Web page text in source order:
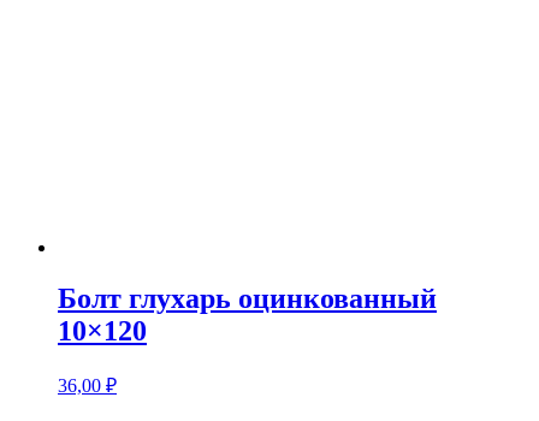
Болт глухарь оцинкованный
10×120
36,00 ₽